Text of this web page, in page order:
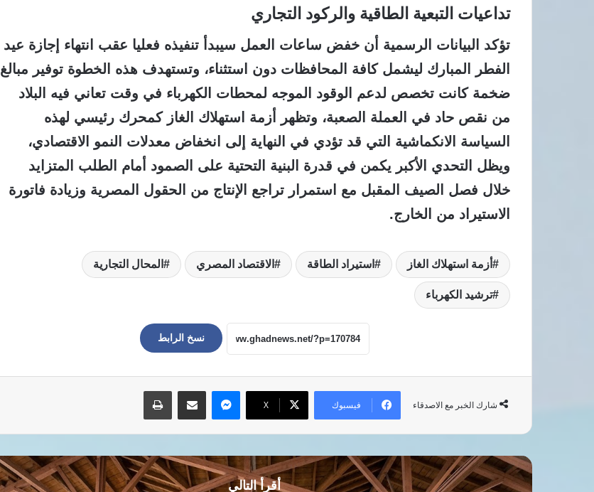
تداعيات التبعية الطاقية والركود التجاري
تؤكد البيانات الرسمية أن خفض ساعات العمل سيبدأ تنفيذه فعليا عقب انتهاء إجازة عيد
الفطر المبارك ليشمل كافة المحافظات دون استثناء، وتستهدف هذه الخطوة توفير مبالغ
ضخمة كانت تخصص لدعم الوقود الموجه لمحطات الكهرباء في وقت تعاني فيه البلاد
من نقص حاد في العملة الصعبة، وتظهر أزمة استهلاك الغاز كمحرك رئيسي لهذه
السياسة الانكماشية التي قد تؤدي في النهاية إلى انخفاض معدلات النمو الاقتصادي،
ويظل التحدي الأكبر يكمن في قدرة البنية التحتية على الصمود أمام الطلب المتزايد
خلال فصل الصيف المقبل مع استمرار تراجع الإنتاج من الحقول المصرية وزيادة فاتورة
الاستيراد من الخارج.
أزمة استهلاك الغاز استيراد الطاقة الاقتصاد المصري المحال التجارية
ترشيد الكهرباء
نسخ الرابط
شارك الخبر مع الاصدقاء فيسبوك ‫X
ماسنجر مشاركة عبر البريد طباعة
أقرأ التالي